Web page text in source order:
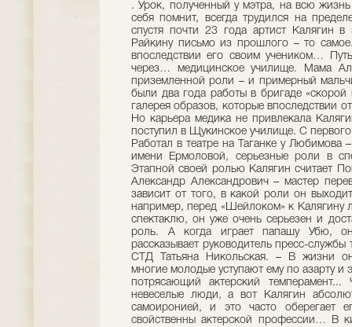
. Урок, полученный у мэтра, на всю
себя помнит, всегда трудился на
спустя почти 23 года артист Калягин в
Райкину письмо из прошлого – то
впоследствии его своим учеником…
через… медицинское училище. Мама
приземленной роли – и примерный
были два года работы в бригаде
галерея образов, которые впоследствии
Но карьера медика не привлекала
поступил в Щукинское училище. С
Работал в театре на Таганке у Любимова
имени Ермоловой, серьезные роли в
Этапной своей ролью Калягин считает
Александр Александрович – мастер
зависит от того, в какой роли он
например, перед «Шейлоком» к Калягину
спектаклю, он уже очень серьезен и
роль. А когда играет папашу Убю,
рассказывает руководитель пресс-
СТД Татьяна Никольская. – В жизни он
многие молодые уступают ему по азарту и
потрясающий актерский
невеселые люди, а вот Калягин
самоиронией, и это часто оберегает
свойственны актерской профессии… В